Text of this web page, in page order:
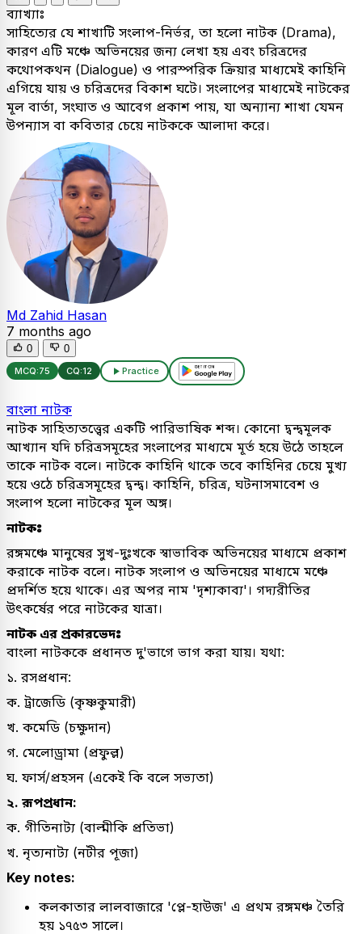
ব্যাখ্যাঃ
সাহিত্যের যে শাখাটি সংলাপ-নির্ভর, তা হলো নাটক (Drama),
কারণ এটি মঞ্চে অভিনয়ের জন্য লেখা হয় এবং চরিত্রদের
কথোপকথন (Dialogue) ও পারস্পরিক ক্রিয়ার মাধ্যমেই কাহিনি
এগিয়ে যায় ও চরিত্রদের বিকাশ ঘটে। সংলাপের মাধ্যমেই নাটকের
মূল বার্তা, সংঘাত ও আবেগ প্রকাশ পায়, যা অন্যান্য শাখা যেমন
উপন্যাস বা কবিতার চেয়ে নাটককে আলাদা করে।
Md Zahid Hasan
7 months ago
0 0
MCQ:75 CQ:12 Practice
বাংলা নাটক
নাটক সাহিত্যতত্ত্বের একটি পারিভাষিক শব্দ। কোনো দ্বন্দ্বমূলক
আখ্যান যদি চরিত্রসমূহের সংলাপের মাধ্যমে মূর্ত হয়ে উঠে তাহলে
তাকে নাটক বলে। নাটকে কাহিনি থাকে তবে কাহিনির চেয়ে মুখ্য
হয়ে ওঠে চরিত্রসমূহের দ্বন্দ্ব। কাহিনি, চরিত্র, ঘটনাসমাবেশ ও
সংলাপ হলো নাটকের মূল অঙ্গ।
নাটকঃ
রঙ্গমঞ্চে মানুষের সুখ-দুঃখকে স্বাভাবিক অভিনয়ের মাধ্যমে প্রকাশ
করাকে নাটক বলে। নাটক সংলাপ ও অভিনয়ের মাধ্যমে মঞ্চে
প্রদর্শিত হয়ে থাকে। এর অপর নাম 'দৃশ্যকাব্য'। গদ্যরীতির
উৎকর্ষের পরে নাটকের যাত্রা।
নাটক এর প্রকারভেদঃ
বাংলা নাটককে প্রধানত দু'ভাগে ভাগ করা যায়। যথা:
১. রসপ্রধান:
ক. ট্রাজেডি (কৃষ্ণকুমারী)
খ. কমেডি (চক্ষুদান)
গ. মেলোড্রামা (প্রফুল্ল)
ঘ. ফার্স/প্রহসন (একেই কি বলে সভ্যতা)
২. রূপপ্রধান:
ক. গীতিনাট্য (বাল্মীকি প্রতিভা)
খ. নৃত্যনাট্য (নটীর পূজা)
Key notes:
কলকাতার লালবাজারে 'প্লে-হাউজ' এ প্রথম রঙ্গমঞ্চ তৈরি
হয় ১৭৫৩ সালে।